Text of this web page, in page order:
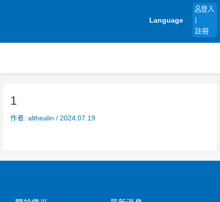
Language
登入
註冊
1
作者:althealin/ 2024.07.19